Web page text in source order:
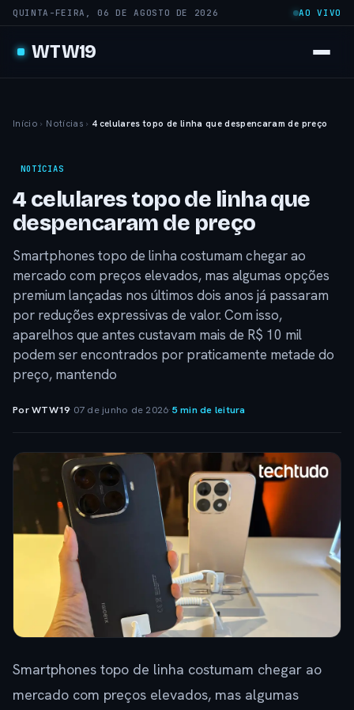
QUINTA-FEIRA, 06 DE AGOSTO DE 2026 AO VIVO
WTW19
Início › Notícias › 4 celulares topo de linha que despencaram de preço
NOTÍCIAS
4 celulares topo de linha que
despencaram de preço
Smartphones topo de linha costumam chegar ao
mercado com preços elevados, mas algumas opções
premium lançadas nos últimos dois anos já passaram
por reduções expressivas de valor. Com isso,
aparelhos que antes custavam mais de R$ 10 mil
podem ser encontrados por praticamente metade do
preço, mantendo
Por WTW19· 07 de junho de 2026·5 min de leitura
Smartphones topo de linha costumam chegar ao
mercado com preços elevados, mas algumas